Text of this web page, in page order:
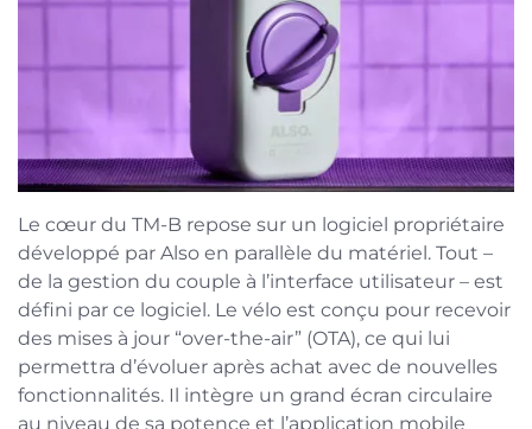
Le cœur du TM-B repose sur un logiciel propriétaire
développé par Also en parallèle du matériel. Tout –
de la gestion du couple à l’interface utilisateur – est
défini par ce logiciel. Le vélo est conçu pour recevoir
des mises à jour “over-the-air” (OTA), ce qui lui
permettra d’évoluer après achat avec de nouvelles
fonctionnalités. Il intègre un grand écran circulaire
au niveau de sa potence et l’application mobile